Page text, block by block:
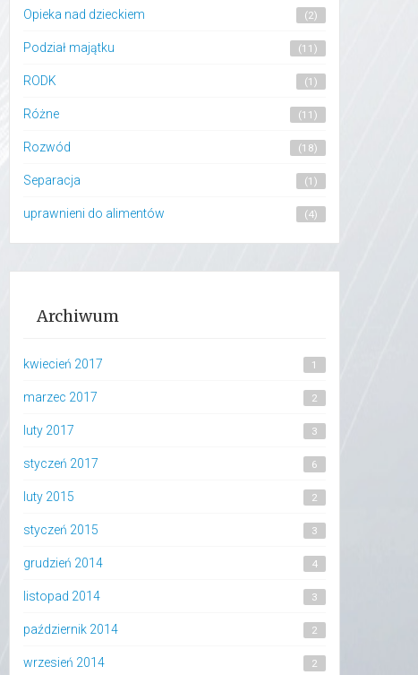
Opieka nad dzieckiem (2)
Podział majątku (11)
RODK (1)
Różne (11)
Rozwód (18)
Separacja (1)
uprawnieni do alimentów (4)
Archiwum
kwiecień 2017 1
marzec 2017 2
luty 2017 3
styczeń 2017 6
luty 2015 2
styczeń 2015 3
grudzień 2014 4
listopad 2014 3
październik 2014 2
wrzesień 2014 2